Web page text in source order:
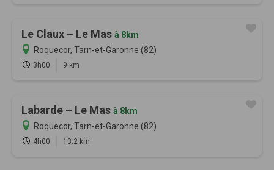
Le Claux – Le Mas à 8km
Roquecor, Tarn-et-Garonne (82)
3h00 9 km
Labarde – Le Mas à 8km
Roquecor, Tarn-et-Garonne (82)
4h00 13.2 km